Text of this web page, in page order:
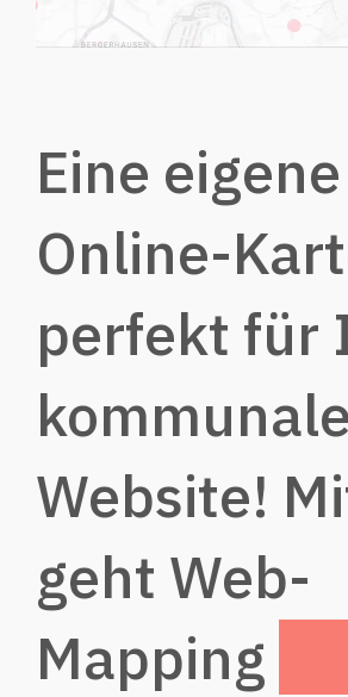
Eine eigene
Online-
perfekt für
kommunale
Website!
geht Web-
Mapping